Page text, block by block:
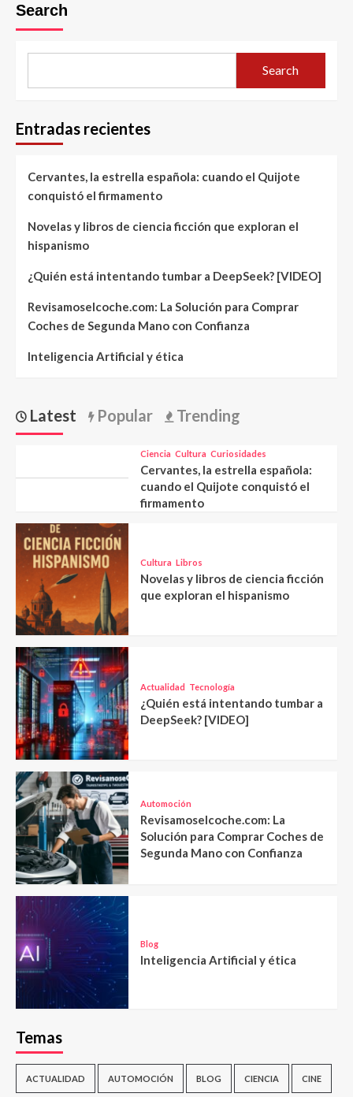
Search
Search
Entradas recientes
Cervantes, la estrella española: cuando el Quijote
conquistó el firmamento
Novelas y libros de ciencia ficción que exploran el
hispanismo
¿Quién está intentando tumbar a DeepSeek? [VIDEO]
Revisamoselcoche.com: La Solución para Comprar
Coches de Segunda Mano con Confianza
Inteligencia Artificial y ética
Latest Popular Trending
Ciencia Cultura Curiosidades
Cervantes, la estrella española:
cuando el Quijote conquistó el
firmamento
Cultura Libros
Novelas y libros de ciencia ficción
que exploran el hispanismo
Actualidad Tecnología
¿Quién está intentando tumbar a
DeepSeek? [VIDEO]
Automoción
Revisamoselcoche.com: La
Solución para Comprar Coches de
Segunda Mano con Confianza
Blog
Inteligencia Artificial y ética
Temas
ACTUALIDAD AUTOMOCIÓN BLOG CIENCIA CINE